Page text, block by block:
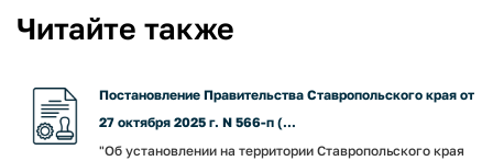
Читайте также
Постановление Правительства Ставропольского края от
27 октября 2025 г. N 566-п (...
"Об установлении на территории Ставропольского края